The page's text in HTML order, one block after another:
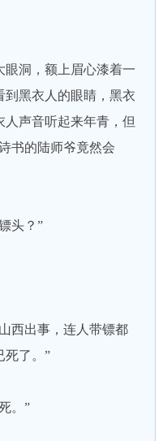
眼洞，额上眉心漆着一
到黑衣人的眼睛，黑衣
人声音听起来年青，但
书的陆师爷竟然会
头？”
西出事，连人带镖都
死了。”
。”